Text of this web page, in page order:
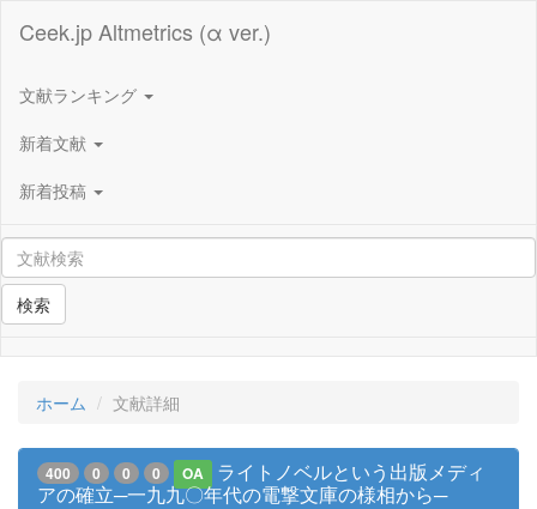
Ceek.jp Altmetrics (α ver.)
文献ランキング
新着文献
新着投稿
検索
ホーム 文献詳細
400 0 0 0 OA
ライトノベルという出版メディ
アの確立─一九九〇年代の電撃文庫の様相から─